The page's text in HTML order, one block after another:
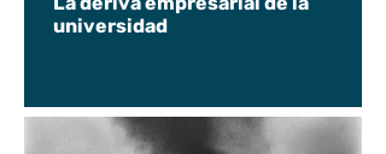
universidad